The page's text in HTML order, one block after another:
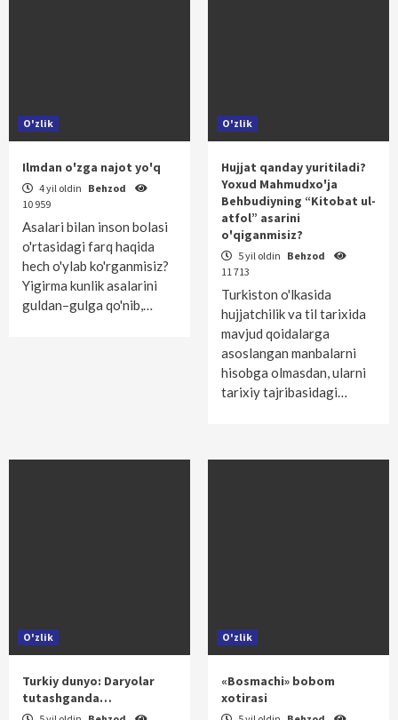
O'zlik
Ilmdan o'zga najot yo'q
4 yil oldin Behzod
10 959
Asalari bilan inson bolasi
o'rtasidagi farq haqida
hech o'ylab ko'rganmisiz?
Yigirma kunlik asalarini
guldan–gulga qo'nib,…
O'zlik
Hujjat qanday yuritiladi?
Yoxud Mahmudxo'ja
Behbudiyning “Kitobat ul-
atfol” asarini
o'qiganmisiz?
5 yil oldin Behzod
11 713
Turkiston o'lkasida
hujjatchilik va til tarixida
mavjud qoidalarga
asoslangan manbalarni
hisobga olmasdan, ularni
tarixiy tajribasidagi…
O'zlik
Turkiy dunyo: Daryolar
tutashganda…
O'zlik
«Bosmachi» bobom
xotirasi